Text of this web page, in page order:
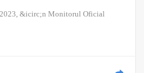
&icirc;n Monitorul Oficial